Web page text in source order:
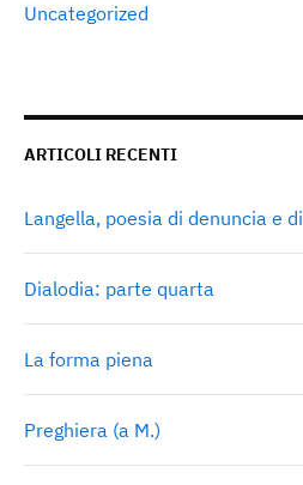
Uncategorized
ARTICOLI RECENTI
Langella, poesia di denuncia e
Dialodia: parte quarta
La forma piena
Preghiera (a M.)